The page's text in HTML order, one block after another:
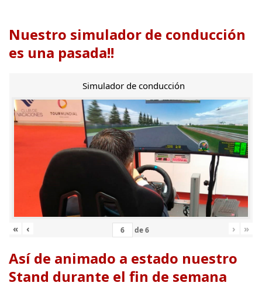
Nuestro simulador de conducción
es una pasada!!
Simulador de conducción
« ‹ de6 › »
Así de animado a estado nuestro
Stand durante el fin de semana